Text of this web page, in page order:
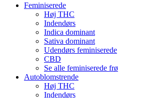
Feminiserede
Høj THC
Indendørs
Indica dominant
Sativa dominant
Udendørs feminiserede
CBD
Se alle feminiserede frø
Autoblomstrende
Høj THC
Indendørs